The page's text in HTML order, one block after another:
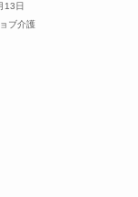
13日
ブ介護